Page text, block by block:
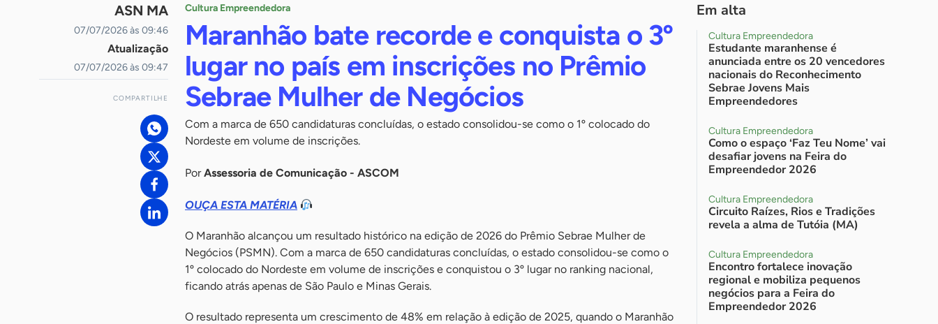
ASN MA
07/07/2026 às 09:46
Atualização
07/07/2026 às 09:47
COMPARTILHE
Cultura Empreendedora
Maranhão bate recorde e conquista o 3º
lugar no país em inscrições no Prêmio
Sebrae Mulher de Negócios
Com a marca de 650 candidaturas concluídas, o estado consolidou-se como o 1º colocado do
Nordeste em volume de inscrições.
PorAssessoria de Comunicação - ASCOM
OUÇA ESTA MATÉRIA
O Maranhão alcançou um resultado histórico na edição de 2026 do Prêmio Sebrae Mulher de
Negócios (PSMN). Com a marca de 650 candidaturas concluídas, o estado consolidou-se como o
1º colocado do Nordeste em volume de inscrições e conquistou o 3º lugar no ranking nacional,
ficando atrás apenas de São Paulo e Minas Gerais.
O resultado representa um crescimento de 48% em relação à edição de 2025, quando o Maranhão
Em alta
Cultura Empreendedora
Estudante maranhense é
anunciada entre os 20 vencedores
nacionais do Reconhecimento
Sebrae Jovens Mais
Empreendedores
Cultura Empreendedora
Como o espaço ‘Faz Teu Nome’ vai
desafiar jovens na Feira do
Empreendedor 2026
Cultura Empreendedora
Circuito Raízes, Rios e Tradições
revela a alma de Tutóia (MA)
Cultura Empreendedora
Encontro fortalece inovação
regional e mobiliza pequenos
negócios para a Feira do
Empreendedor 2026